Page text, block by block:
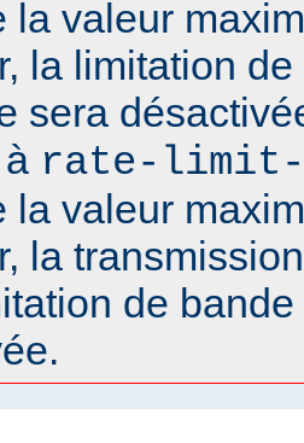
la valeur
la limitation
sera
rate-
la valeur
la
de